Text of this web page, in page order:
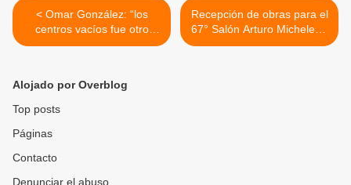
< Omar González: “los
centros vacíos fue otro
golpe contra Maduro”
Recepción de obras para el
67° Salón Arturo Michelena
se extiende hasta el 8 de
Alojado por Overblog
Top posts
Páginas
Contacto
Denunciar el abuso